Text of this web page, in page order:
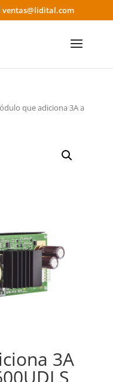
ventas@lidital.com
que adiciona 3A a
3A